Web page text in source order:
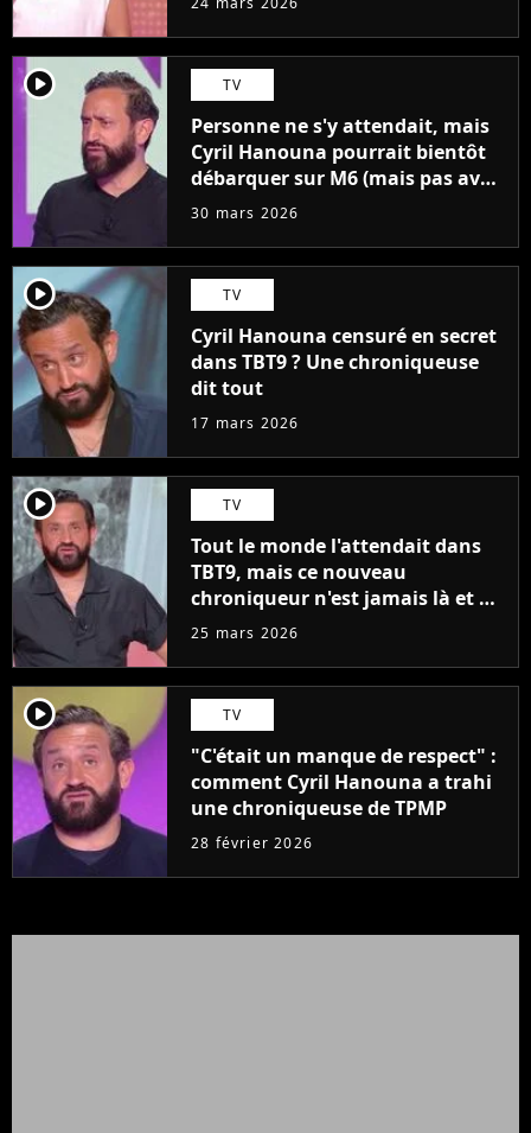
player2 TV
Personne ne s'y attendait, mais
Cyril Hanouna pourrait bientôt
débarquer sur M6 (mais pas avec
TBT9)
30 mars 2026
player2 TV
Cyril Hanouna censuré en secret
dans TBT9 ? Une chroniqueuse
dit tout
17 mars 2026
player2 TV
Tout le monde l'attendait dans
TBT9, mais ce nouveau
chroniqueur n'est jamais là et on
sait pourquoi
25 mars 2026
player2 TV
"C'était un manque de respect" :
comment Cyril Hanouna a trahi
une chroniqueuse de TPMP
28 février 2026